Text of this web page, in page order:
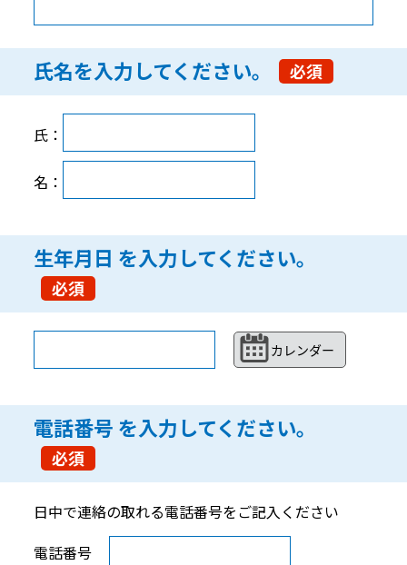
氏名を入力してください。 必須
氏：
名：
生年月日 を入力してください。
必須
電話番号 を入力してください。
必須
日中で連絡の取れる電話番号をご記入ください
電話番号